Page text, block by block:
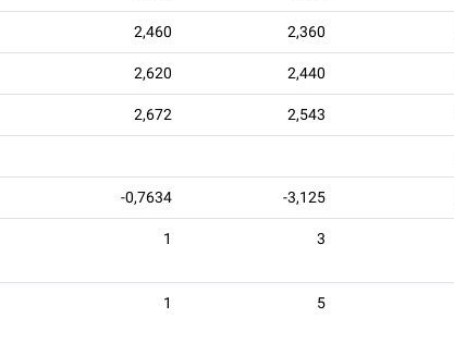
2,460 2,360
2,620 2,440
2,672 2,543
-0,7634 -3,125
1 3
1 5